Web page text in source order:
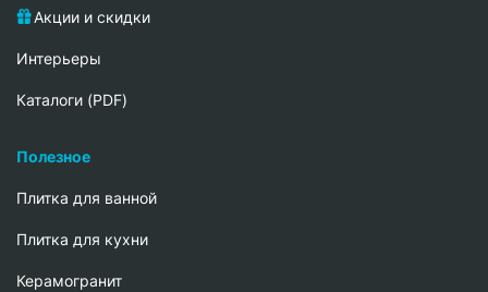
Акции и скидки
Интерьеры
Каталоги (PDF)
Полезное
Плитка для ванной
Плитка для кухни
Керамогранит